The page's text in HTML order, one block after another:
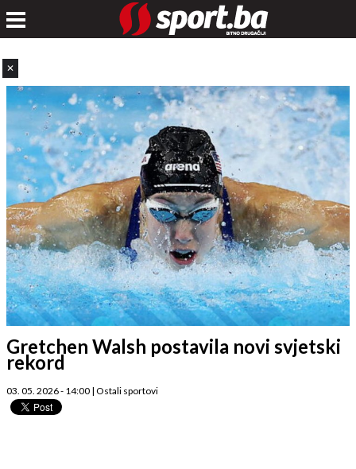
✕
Gretchen Walsh postavila novi svjetski
rekord
03. 05. 2026 - 14:00 | Ostali sportovi